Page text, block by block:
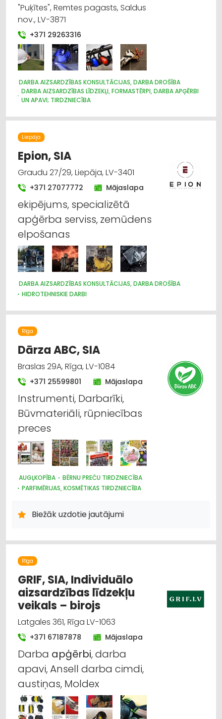
"Puķītes", Remtes pagasts, Saldus
nov., LV-3871
+371 29263316
DARBA AIZSARDZĪBAS KONSULTĀCIJAS, DARBA DROŠĪBA
DARBA AIZSARDZĪBAS LĪDZEKĻI, FORMASTĒRPI, DARBA APĢĒRBI
UN APAVI; TIRDZNIECĪBA
VAIRUMTIRDZNIECĪBA
Liepāja
Epion, SIA
Graudu 27/29, Liepāja, LV-3401
+371 27077772 Mājaslapa
ekipējums, specializētā
apģērba serviss, zemūdens
elpošanas
DARBA AIZSARDZĪBAS KONSULTĀCIJAS, DARBA DROŠĪBA
HIDROTEHNISKIE DARBI
VAIRUMTIRDZNIECĪBA
UN APAVI; TIRDZNIECĪBA
GUMIJAS IZSTRĀDĀJUMI
INSTRUMENTU UN DARBARĪKU VAIRUMTIRDZNIECĪBA
MEDICĪNAS TEHNIKA, INSTRUMENTI, PRECES UN PIEDERUMI
TIRDZNIECĪBA: NETIEŠĀ
TIRDZNIECĪBAS STARPNIEKI
UGUNSDZĒSĪBAS UN UGUNSAIZSARDZĪBAS LĪDZEKĻI
Rīga
Dārza ABC, SIA
Braslas 29A, Rīga, LV-1084
+371 25599801 Mājaslapa
Instrumenti, Darbarīki,
Būvmateriāli, rūpniecības
preces
AUGĻKOPĪBA
BĒRNU PREČU TIRDZNIECĪBA
PARFIMĒRIJAS, KOSMĒTIKAS TIRDZNIECĪBA
HIGIĒNAS PRECES
ZOOPRECES, DZĪVNIEKU KOPŠANA UN APRŪPE
HOBIJA PRECES
SĒKLAS UN STĀDI
DĀRZA TEHNIKA UN INVENTĀRS
Biežāk uzdotie jautājumi
Rīga
GRIF, SIA, Individuālo
aizsardzības līdzekļu
veikals – birojs
Latgales 361, Rīga LV-1063
+371 67187878 Mājaslapa
Darba apģērbi, darba
apavi, Ansell darba cimdi,
austiņas, Moldex